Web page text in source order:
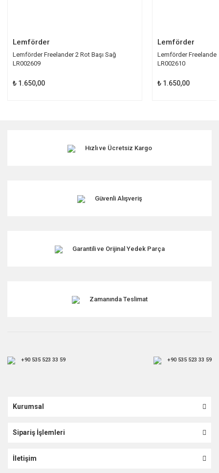
Lemförder
Lemförder Freelander 2 Rot Başı Sağ
LR002609
₺ 1.650,00
Lemförder
Lemförder Freelander
LR002610
₺ 1.650,00
Hızlı ve Ücretsiz Kargo
Güvenli Alışveriş
Garantili ve Orijinal Yedek Parça
Zamanında Teslimat
+90 535 523 33 59 +90 535 523 33 59
Kurumsal
Sipariş İşlemleri
İletişim